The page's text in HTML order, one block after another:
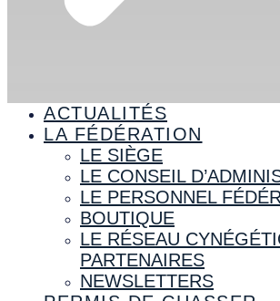
ACTUALITÉS
LA FÉDÉRATION
LE SIÈGE
LE CONSEIL
LE PERSONNEL
BOUTIQUE
LE RÉSEAU
PARTENAIRES
NEWSLETTERS